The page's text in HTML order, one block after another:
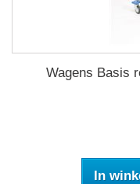
Wagens Basis
In